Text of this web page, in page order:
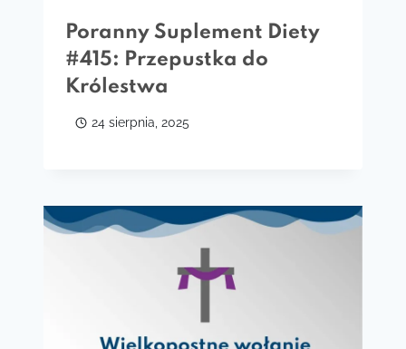
Poranny Suplement Diety
#415: Przepustka do
Królestwa
24 sierpnia, 2025